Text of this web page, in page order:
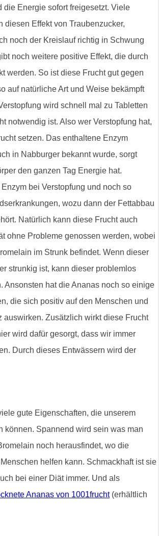
die Energie sofort freigesetzt. Viele
diesen Effekt von Traubenzucker,
noch der Kreislauf richtig in Schwung
noch weitere positive Effekt, die durch
werden. So ist diese Frucht gut gegen
auf natürliche Art und Weise bekämpft
wird schnell mal zu Tabletten
notwendig ist. Also wer Verstopfung hat,
setzen. Das enthaltene Enzym
in Nabburger bekannt wurde, sorgt
den ganzen Tag Energie hat.
bei Verstopfung und noch so
wozu dann der Fettabbau
Natürlich kann diese Frucht auch
ohne Probleme genossen werden, wobei
im Strunk befindet. Wenn dieser
strunkig ist, kann dieser problemlos
Ansonsten hat die Ananas noch so einige
die sich positiv auf den Menschen und
auswirken. Zusätzlich wirkt diese Frucht
wird dafür gesorgt, dass wir immer
Durch dieses Entwässern wird der
gute Eigenschaften, die unserem
können. Spannend wird sein was man
noch herausfindet, wo die
helfen kann. Schmackhaft ist sie
bei einer Diät immer. Und als
Ananas von 1001frucht(erhältlich